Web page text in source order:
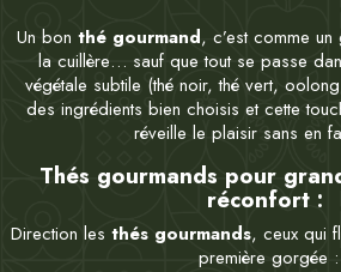
Un bon thé gourmand, c’est comme
la cuillère… sauf que tout se passe
végétale subtile (thé noir, thé vert,
des ingrédients bien choisis et cette
réveille le plaisir sans en
Thés gourmands pour
réconfort :
Direction les thés gourmands, ceux qui
première gorgée :